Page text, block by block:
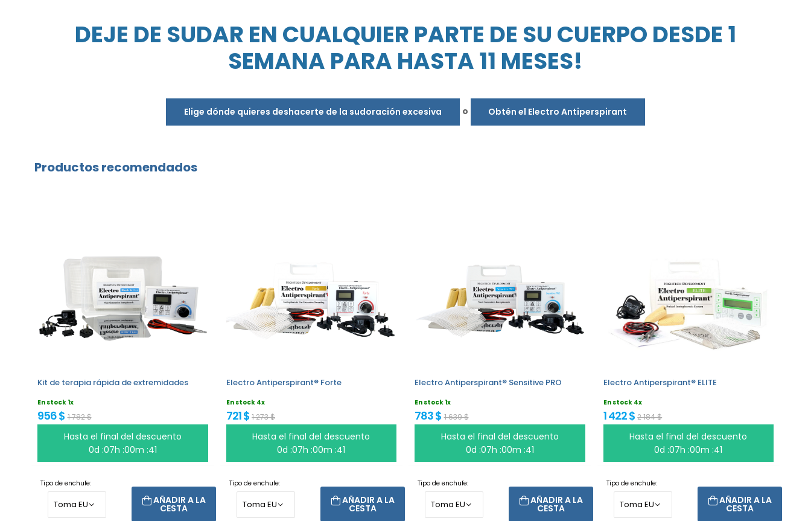
DEJE DE SUDAR EN CUALQUIER PARTE DE SU CUERPO DESDE 1
SEMANA PARA HASTA 11 MESES!
Elige dónde quieres deshacerte de la sudoración excesiva o Obtén el Electro Antiperspirant
Productos recomendados
Kit de terapia rápida de extremidades
En stock 1x
956 $ 1 782 $
Hasta el final del descuento
0d :07h :00m :40
Tipo de enchufe:
AÑADIR A LA
CESTA
Electro Antiperspirant® Forte
En stock 4x
721 $ 1 273 $
Hasta el final del descuento
0d :07h :00m :40
Tipo de enchufe:
AÑADIR A LA
CESTA
Electro Antiperspirant® Sensitive PRO
En stock 1x
783 $ 1 639 $
Hasta el final del descuento
0d :07h :00m :40
Tipo de enchufe:
AÑADIR A LA
CESTA
Electro Antiperspirant® ELITE
En stock 4x
1 422 $ 2 184 $
Hasta el final del descuento
0d :07h :00m :40
Tipo de enchufe:
AÑADIR A LA
CESTA